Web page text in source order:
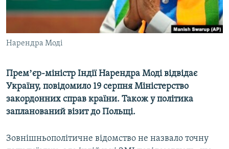
ВІДЕОУРОКИ «ELIFBE»
УКРАЇНСЬКА ПРОБЛЕМА КРИМУ
Русский
Qırımtatar
Усі сайти RFE/RL
Нарендра Моді
Премʼєр-міністр Індії Нарендра Моді відвідає
Україну, повідомило 19 серпня Міністерство
закордонних справ країни. Також у політика
запланований візит до Польщі.
Зовнішньополітичне відомство не назвало точну